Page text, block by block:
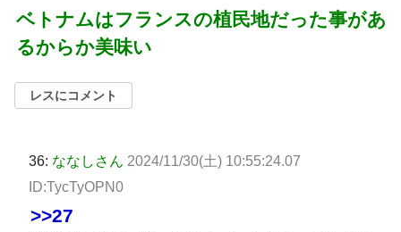
ベトナムはフランスの植民地だった事があ
るからか美味い
レスにコメント
36: ななしさん 2024/11/30(土) 10:55:24.07
ID:TycTyOPN0
>>27